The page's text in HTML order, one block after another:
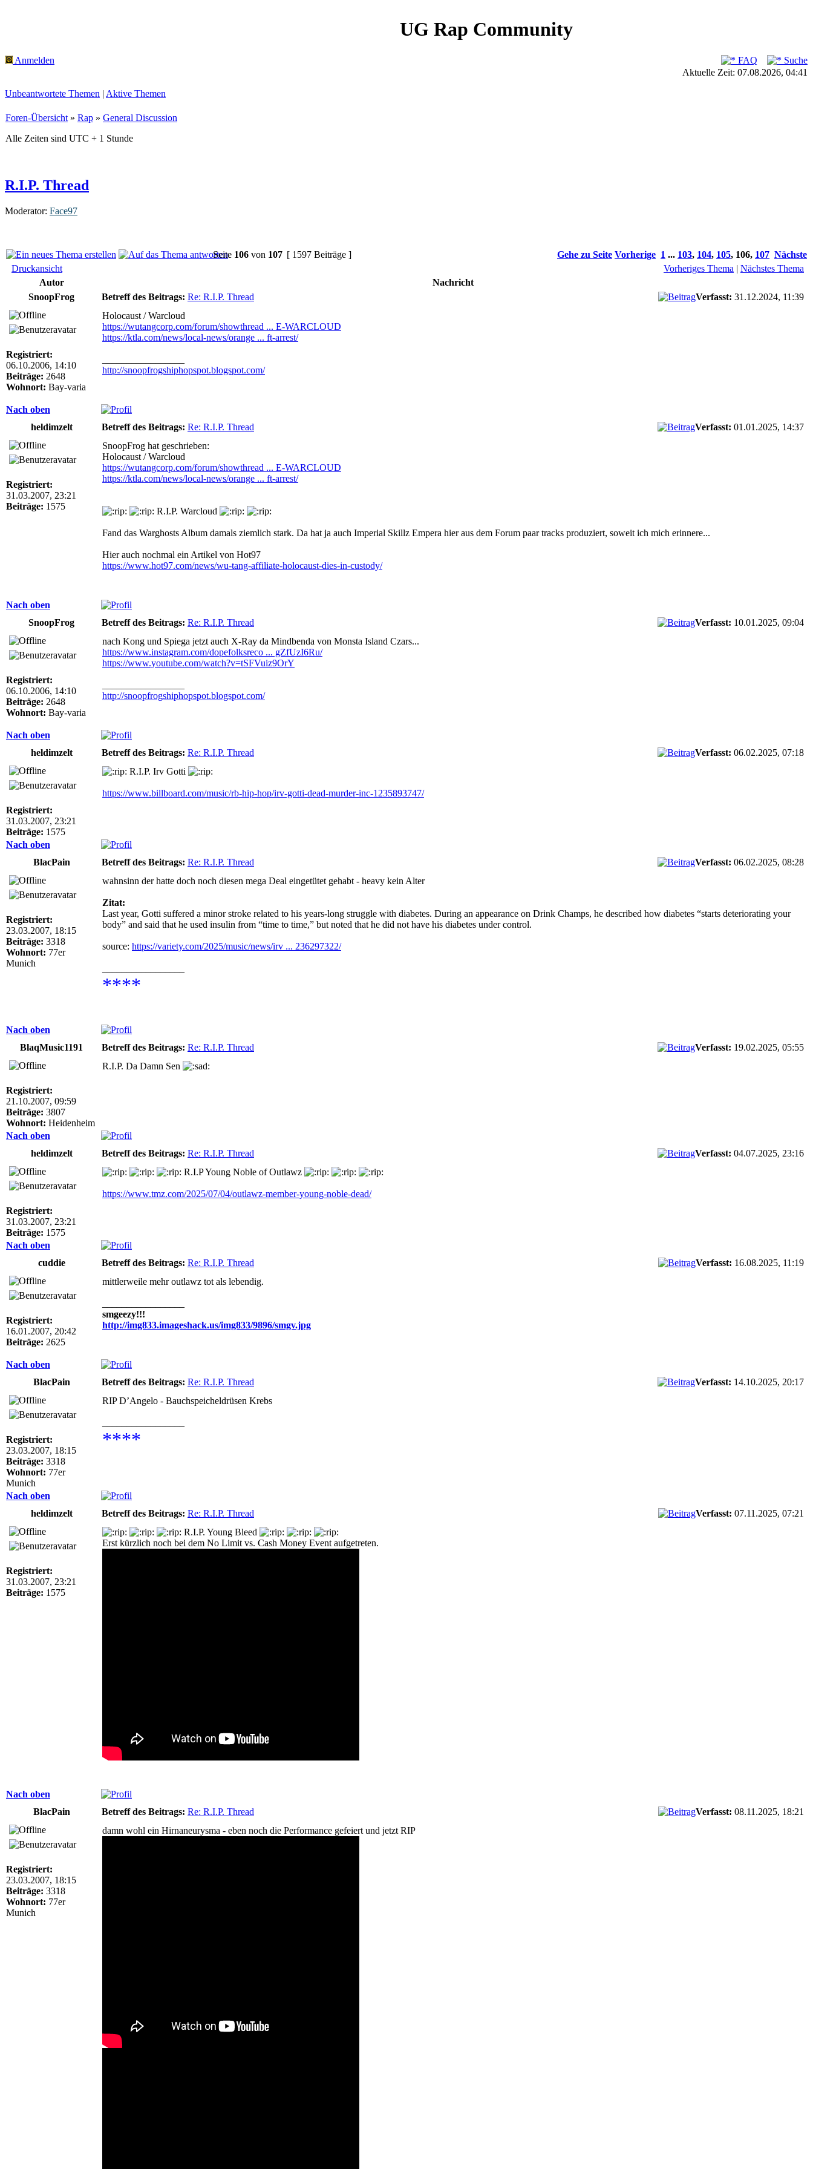
UG Rap Community
Anmelden FAQ
Suche
Aktuelle Zeit: 07.08.2026, 04:41
Unbeantwortete Themen | Aktive Themen
Foren-Übersicht » Rap » General Discussion
Alle Zeiten sind UTC + 1 Stunde
R.I.P. Thread
Moderator: Face97
Seite 106 von 107 [ 1597 Beiträge ] Gehe zu Seite Vorherige 1 ... 103, 104, 105, 106, 107 Nächste
Druckansicht
Vorheriges Thema | Nächstes Thema
Autor
Nachricht
SnoopFrog
Betreff des Beitrags: Re: R.I.P. Thread Verfasst: 31.12.2024, 11:39
Registriert:
06.10.2006, 14:10
Beiträge: 2648
Wohnort: Bay-varia
Holocaust / Warcloud
https://wutangcorp.com/forum/showthread ... E-WARCLOUD
https://ktla.com/news/local-news/orange ... ft-arrest/
http://snoopfrogshiphopspot.blogspot.com/
Nach oben
heldimzelt
Betreff des Beitrags: Re: R.I.P. Thread Verfasst: 01.01.2025, 14:37
Registriert:
31.03.2007, 23:21
Beiträge: 1575
SnoopFrog hat geschrieben:
Holocaust / Warcloud
https://wutangcorp.com/forum/showthread ... E-WARCLOUD
https://ktla.com/news/local-news/orange ... ft-arrest/
R.I.P. Warcloud
Fand das Warghosts Album damals ziemlich stark. Da hat ja auch Imperial Skillz Empera hier aus dem Forum paar tracks produziert, soweit ich mich erinnere...
Hier auch nochmal ein Artikel von Hot97
https://www.hot97.com/news/wu-tang-affiliate-holocaust-dies-in-custody/
Nach oben
SnoopFrog
Betreff des Beitrags: Re: R.I.P. Thread Verfasst: 10.01.2025, 09:04
Registriert:
06.10.2006, 14:10
Beiträge: 2648
Wohnort: Bay-varia
nach Kong und Spiega jetzt auch X-Ray da Mindbenda von Monsta Island Czars...
https://www.instagram.com/dopefolksreco ... gZfUzI6Ru/
https://www.youtube.com/watch?v=tSFVuiz9OrY
http://snoopfrogshiphopspot.blogspot.com/
Nach oben
heldimzelt
Betreff des Beitrags: Re: R.I.P. Thread Verfasst: 06.02.2025, 07:18
Registriert:
31.03.2007, 23:21
Beiträge: 1575
R.I.P. Irv Gotti
https://www.billboard.com/music/rb-hip-hop/irv-gotti-dead-murder-inc-1235893747/
Nach oben
BlacPain
Betreff des Beitrags: Re: R.I.P. Thread Verfasst: 06.02.2025, 08:28
Registriert:
23.03.2007, 18:15
Beiträge: 3318
Wohnort: 77er
Munich
wahnsinn der hatte doch noch diesen mega Deal eingetütet gehabt - heavy kein Alter
Zitat:
Last year, Gotti suffered a minor stroke related to his years-long struggle with diabetes. During an appearance on Drink Champs, he described how diabetes “starts deteriorating your
body” and said that he used insulin from “time to time,” but noted that he did not have his diabetes under control.
source: https://variety.com/2025/music/news/irv ... 236297322/
****
Nach oben
BlaqMusic1191
Betreff des Beitrags: Re: R.I.P. Thread Verfasst: 19.02.2025, 05:55
Registriert:
21.10.2007, 09:59
Beiträge: 3807
Wohnort: Heidenheim
R.I.P. Da Damn Sen
Nach oben
heldimzelt
Betreff des Beitrags: Re: R.I.P. Thread Verfasst: 04.07.2025, 23:16
Registriert:
31.03.2007, 23:21
Beiträge: 1575
R.I.P Young Noble of Outlawz
https://www.tmz.com/2025/07/04/outlawz-member-young-noble-dead/
Nach oben
cuddie
Betreff des Beitrags: Re: R.I.P. Thread Verfasst: 16.08.2025, 11:19
Registriert:
16.01.2007, 20:42
Beiträge: 2625
mittlerweile mehr outlawz tot als lebendig.
smgeezy!!!
http://img833.imageshack.us/img833/9896/smgv.jpg
Nach oben
BlacPain
Betreff des Beitrags: Re: R.I.P. Thread Verfasst: 14.10.2025, 20:17
Registriert:
23.03.2007, 18:15
Beiträge: 3318
Wohnort: 77er
Munich
RIP D’Angelo - Bauchspeicheldrüsen Krebs
****
Nach oben
heldimzelt
Betreff des Beitrags: Re: R.I.P. Thread Verfasst: 07.11.2025, 07:21
Registriert:
31.03.2007, 23:21
Beiträge: 1575
R.I.P. Young Bleed
Erst kürzlich noch bei dem No Limit vs. Cash Money Event aufgetreten.
Nach oben
BlacPain
Betreff des Beitrags: Re: R.I.P. Thread Verfasst: 08.11.2025, 18:21
Registriert:
23.03.2007, 18:15
Beiträge: 3318
Wohnort: 77er
Munich
damn wohl ein Hirnaneurysma - eben noch die Performance gefeiert und jetzt RIP